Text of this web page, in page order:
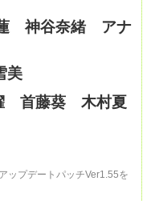
神谷奈緒
アナ
美
首藤葵 木村夏
ップデートパッチVer1.55を